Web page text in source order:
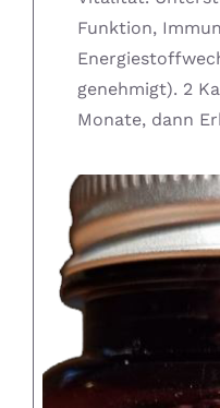
Straling:
Onderwerpen:
Ziekteverzuim
Blog
Winkelwagen
Funktion,
genehmigt). 2
Monate, dann